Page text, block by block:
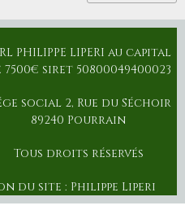
PHILIPPE LIPERI au capital
7500€ siret 50800049400023
social 2, Rue du Séchoir
89240 Pourrain
Tous droits réservés
du site : Philippe Liperi